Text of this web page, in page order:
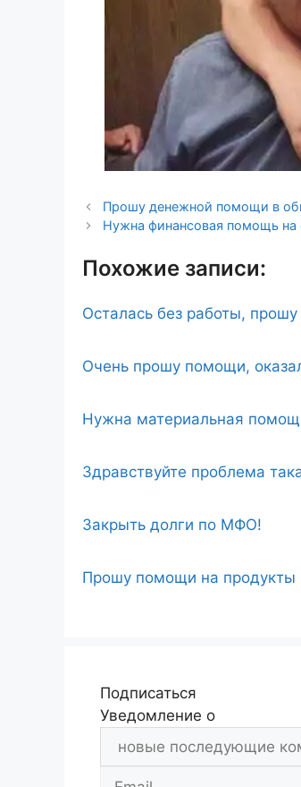
Прошу денежной помощи в
Нужна финансовая помощь на
Похожие записи:
Осталась без работы,
Очень прошу помощи,
Нужна материальная
Здравствуйте проблема
Закрыть долги по МФО!
Прошу помощи на продукты
Подписаться
Уведомление о